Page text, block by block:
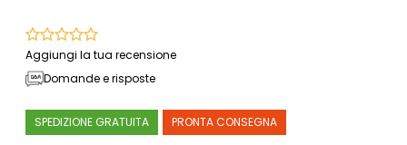
Aggiungi la tua recensione
Domande e risposte
SPEDIZIONE GRATUITA PRONTA CONSEGNA